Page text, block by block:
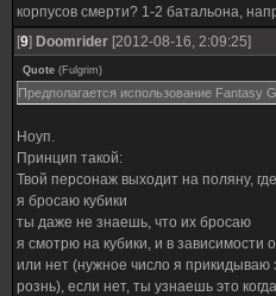
корпусов смерти? 1-2 батальона,
[9] Doomrider [2012-08-16, 2:09:25]
Quote (Fulgrim)
Предполагается использование Fantasy
Ноуп.
Принцип такой:
Твой персонаж выходит на поляну,
я бросаю кубики
ты даже не знаешь, что их бросаю
я смотрю на кубики, и в зависимости
или нет (нужное число я прикидываю
рознь), если нет, ты узнаешь это